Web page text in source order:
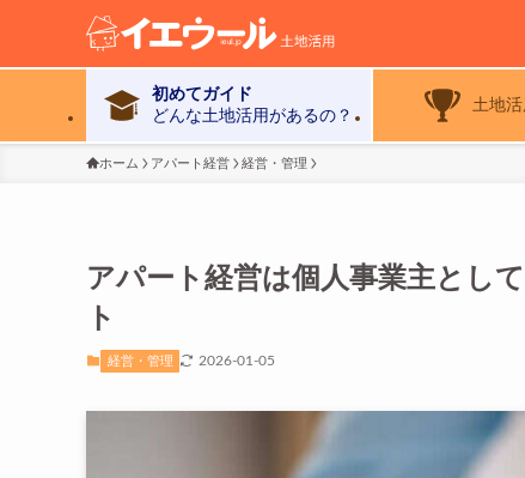
初めてガイド
どんな土地活用があるの？
土地
ホーム アパート経営 経営・管理
アパート経営は個人事業主とし
ト
経営・管理 2026-01-05